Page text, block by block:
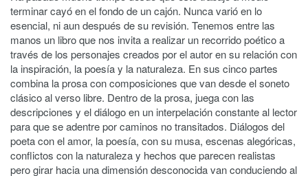
terminar cayó en el fondo de un cajón. Nunca varió en lo
esencial, ni aun después de su revisión. Tenemos entre las
manos un libro que nos invita a realizar un recorrido poético a
través de los personajes creados por el autor en su relación con
la inspiración, la poesía y la naturaleza. En sus cinco partes
combina la prosa con composiciones que van desde el soneto
clásico al verso libre. Dentro de la prosa, juega con las
descripciones y el diálogo en un interpelación constante al lector
para que se adentre por caminos no transitados. Diálogos del
poeta con el amor, la poesía, con su musa, escenas alegóricas,
conflictos con la naturaleza y hechos que parecen realistas
pero girar hacia una dimensión desconocida van conduciendo al